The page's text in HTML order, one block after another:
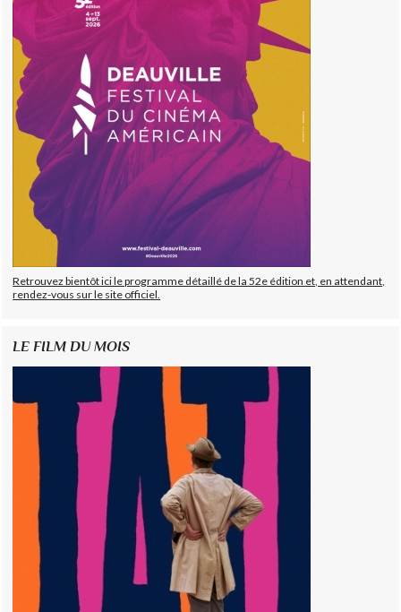
Retrouvez bientôt ici le programme détaillé de la 52e édition et, en attendant,
rendez-vous sur le site officiel.
LE FILM DU MOIS